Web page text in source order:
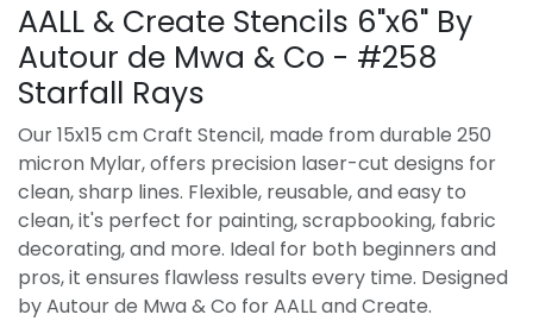
AALL & Create Stencils 6"x6" By
Autour de Mwa & Co - #258
Starfall Rays
Our 15x15 cm Craft Stencil, made from durable 250
micron Mylar, offers precision laser-cut designs for
clean, sharp lines. Flexible, reusable, and easy to
clean, it's perfect for painting, scrapbooking, fabric
decorating, and more. Ideal for both beginners and
pros, it ensures flawless results every time. Designed
by Autour de Mwa & Co for AALL and Create.